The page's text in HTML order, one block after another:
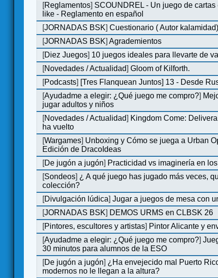
[Reglamentos] SCOUNDREL - Un juego de
like - Reglamento en español
[JORNADAS BSK]Cuestionario ( Autor
[JORNADAS BSK]Agrademientos
[Diez Juegos] 10 juegos ideales para llevarte de
[Novedades / Actualidad]Gloom of Kilforth.
[Podcasts] [Tres Flanquean Juntos] 13 - Desde
[Ayudadme a elegir: ¿Qué juego me compro?]
jugar adultos y niños
[Novedades / Actualidad] Kingdom Come:
ha vuelto
[Wargames] Unboxing y Cómo se juega a Urban
Edición de DracoIdeas
[De jugón a jugón] Practicidad vs imaginería en
[Sondeos] ¿ A qué juego has jugado más veces,
colección?
[Divulgación lúdica]Jugar a juegos de mesa con
[JORNADAS BSK] DEMOS URMS en CLBSK 26
[Pintores, escultores y artistas] Pintor Alicante y
[Ayudadme a elegir: ¿Qué juego me compro?]
30 minutos para alumnos de la ESO
[De jugón a jugón] ¿Ha envejecido mal Puerto
modernos no le llegan a la altura?